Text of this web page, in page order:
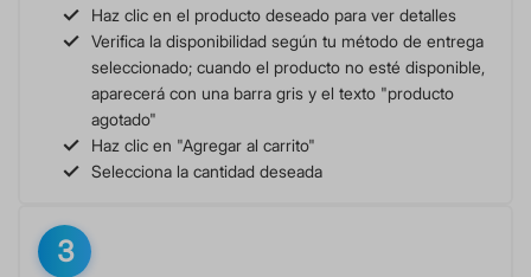
Haz clic en el producto deseado para ver detalles
Verifica la disponibilidad según tu método de entrega
seleccionado; cuando el producto no esté disponible,
aparecerá con una barra gris y el texto "producto
agotado"
Haz clic en "Agregar al carrito"
Selecciona la cantidad deseada
3